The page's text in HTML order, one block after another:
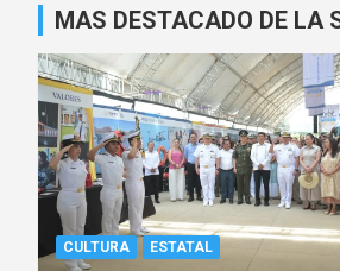
entradas
MAS DESTACADO DE LA
CULTURA ESTATAL